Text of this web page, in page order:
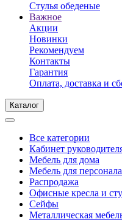
Стулья обеденые
Важное
Акции
Новинки
Рекомендуем
Контакты
Гарантия
Оплата, доставка и
Каталог
Все категории
Кабинет
Мебель для дома
Мебель для персонала
Распродажа
Офисные кресла и
Сейфы
Металлическая